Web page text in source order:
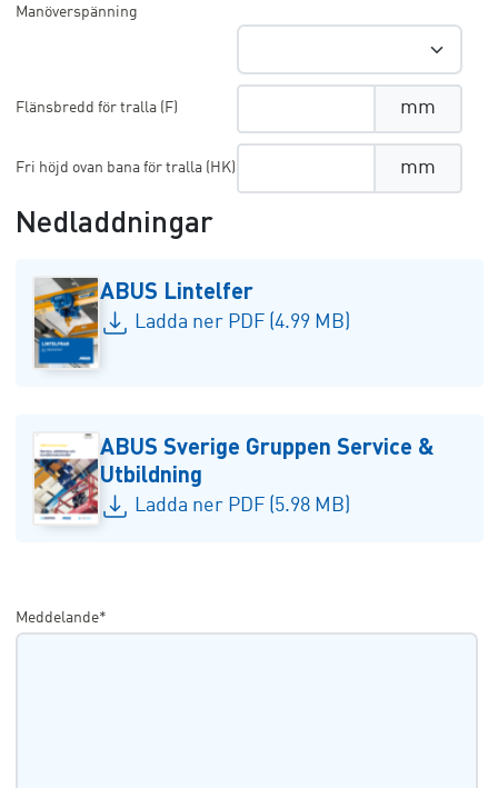
Manöverspänning
Flänsbredd för tralla (F) mm
Fri höjd ovan bana för tralla (HK) mm
Nedladdningar
ABUS Lintelfer
Ladda ner PDF (4.99 MB)
ABUS Sverige Gruppen Service &
Utbildning
Ladda ner PDF (5.98 MB)
Meddelande*